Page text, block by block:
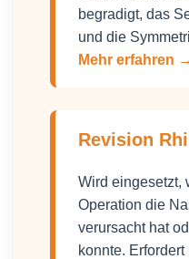
begradigt, das
und die
Mehr erfahren →
Revision
Wird eingesetzt,
Operation die
verursacht hat
konnte.